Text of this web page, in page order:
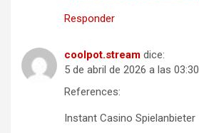
Responder
coolpot.stream dice:
5 de abril de 2026 a las 03:30
References:
Instant Casino Spielanbieter